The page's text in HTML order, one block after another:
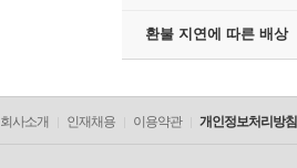
환불 지연에 따른 배상
회사소개 인재채용 이용약관 개인정보처리방침